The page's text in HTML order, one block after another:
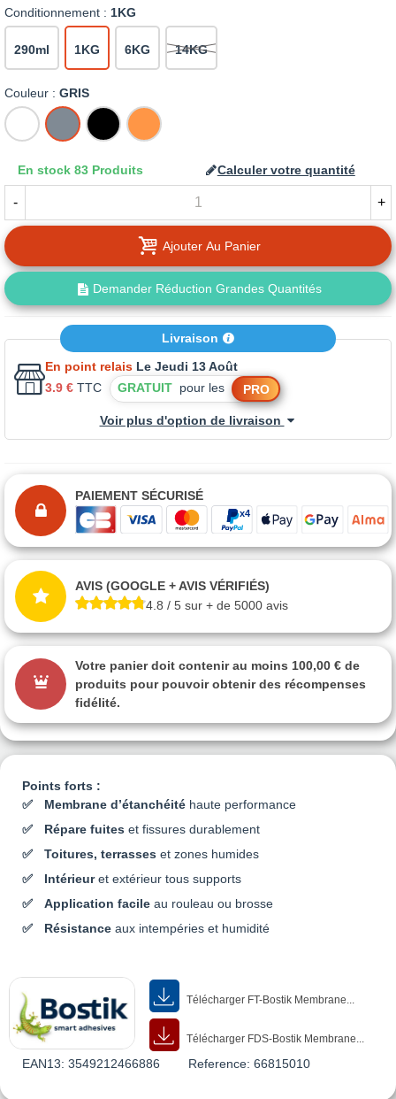
Points forts :
Membrane d’étanchéité haute performance
Répare fuites et fissures durablement
Toitures, terrasses et zones humides
Intérieuret extérieur tous supports
Application facile au rouleau ou brosse
Résistance aux intempéries et humidité
Télécharger FT-Bostik Membrane...
Télécharger FDS-Bostik Membrane...
EAN13: 3549212466886 Reference: 66815010
Conditionnement : 1KG
290ml 1KG 6KG 14KG
Couleur : GRIS
BLANCGRIS NOIR TUILE
En stock 83 Produits Calculer votre quantité
- +
Ajouter Au Panier
Demander Réduction Grandes Quantités
Livraison
En point relais Le Jeudi 13 Août
3.9 € TTC GRATUIT pour les PRO
Voir plus d'option de livraison
PAIEMENT SÉCURISÉ
AVIS (GOOGLE + AVIS VÉRIFIÉS)
4.8 / 5 sur + de 5000 avis
Votre panier doit contenir au moins 100,00 € de
produits pour pouvoir obtenir des récompenses
fidélité.